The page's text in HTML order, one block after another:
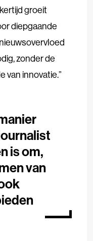
groeit
diepgaande
zonder de
van innovatie.”
is om,
van